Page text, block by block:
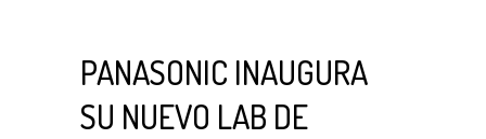
PANASONIC INAUGURA
SU NUEVO LAB DE